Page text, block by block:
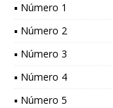
▪ Número 1
▪ Número 2
▪ Número 3
▪ Número 4
▪ Número 5